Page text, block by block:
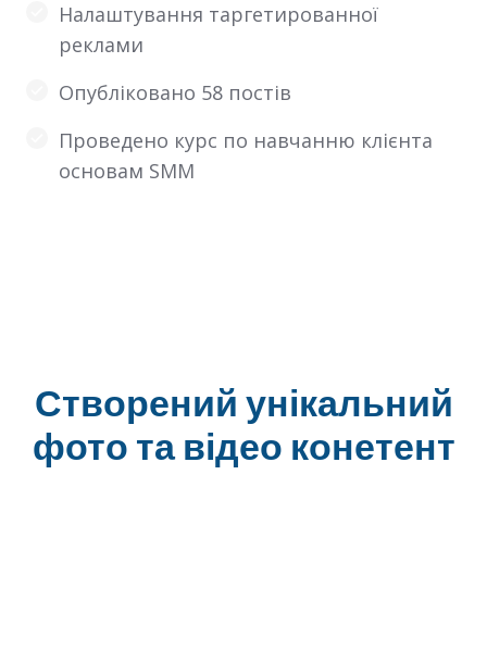
Налаштування таргетированної
реклами
Опубліковано 58 постів
Проведено курс по навчанню клієнта
основам SMM
Створений унікальний
фото та відео конетент